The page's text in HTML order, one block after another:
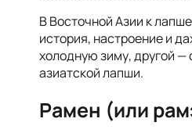
В Восточной Азии к
история, настроение и
холодную зиму, другой —
азиатской лапши.
Рамен (или